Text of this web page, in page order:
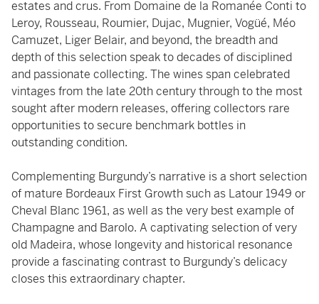
estates and crus. From Domaine de la Romanée Conti to
Leroy, Rousseau, Roumier, Dujac, Mugnier, Vogüé, Méo
Camuzet, Liger Belair, and beyond, the breadth and
depth of this selection speak to decades of disciplined
and passionate collecting. The wines span celebrated
vintages from the late 20th century through to the most
sought after modern releases, offering collectors rare
opportunities to secure benchmark bottles in
outstanding condition.
Complementing Burgundy’s narrative is a short selection
of mature Bordeaux First Growth such as Latour 1949 or
Cheval Blanc 1961, as well as the very best example of
Champagne and Barolo. A captivating selection of very
old Madeira, whose longevity and historical resonance
provide a fascinating contrast to Burgundy’s delicacy
closes this extraordinary chapter.